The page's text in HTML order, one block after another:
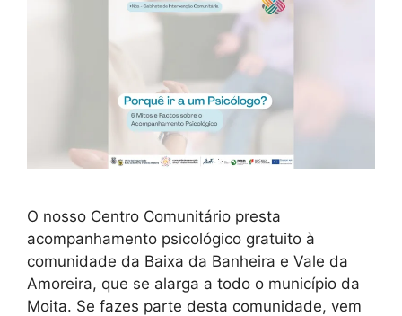
O nosso Centro Comunitário presta
acompanhamento psicológico gratuito à
comunidade da Baixa da Banheira e Vale da
Amoreira, que se alarga a todo o município da
Moita. Se fazes parte desta comunidade, vem